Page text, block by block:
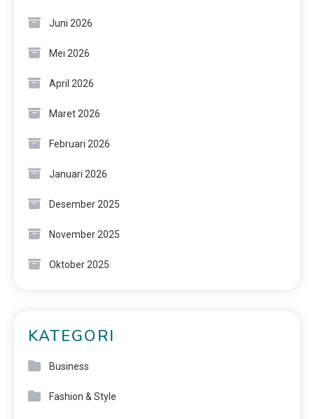
Juni 2026
Mei 2026
April 2026
Maret 2026
Februari 2026
Januari 2026
Desember 2025
November 2025
Oktober 2025
KATEGORI
Business
Fashion & Style